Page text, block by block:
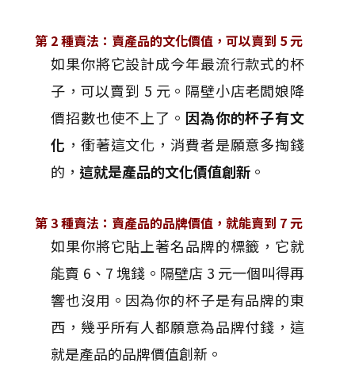
第 2 種賣法：賣產品的文化價值，可以賣到 5 元
如果你將它設計成今年最流行款式的杯
子，可以賣到 5 元。隔壁小店老闆娘降
價招數也使不上了。 因為你的杯子有文
化 ，衝著這文化，消費者是願意多掏錢
的， 這就是產品的文化價值創新 。
第 3 種賣法：賣產品的品牌價值，就能賣到 7 元
如果你將它貼上著名品牌的標籤，它就
能賣 6、7 塊錢。隔壁店 3 元一個叫得再
響也沒用。因為你的杯子是有品牌的東
西，幾乎所有人都願意為品牌付錢，這
就是產品的品牌價值創新。